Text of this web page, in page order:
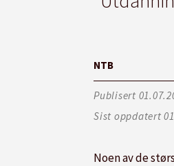
NTB
Publisert
Sist oppdatert
Noen av de